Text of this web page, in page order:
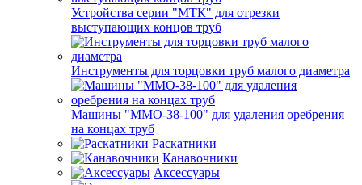
Устройства серии "МТК" для отрезки
выступающих концов труб
Инструменты для торцовки труб малого диаметра
Машины "ММО-38-100" для удаления оребрения
на концах труб
Раскатники
Канавочники
Аксессуары